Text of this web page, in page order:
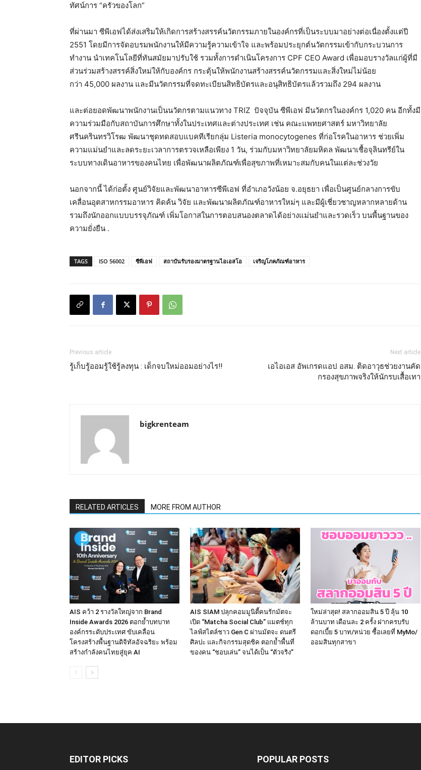
ทัศน์การ “ครัวของโลก”​
ที่ผ่านมา ซีพีเอฟได้ส่งเสริมให้เกิดการสร้างสรรค์นวัตกรรมภายในองค์กรที่เป็นระบบมาอย่างต่อเนื่องตั้งแต่ปี
2551 โดยมีการจัดอบรมพนักงานให้มีความรู้ความเข้าใจ และพร้อมประยุกต์นวัตกรรมเข้ากับกระบวนการ
ทำงาน นำเทคโนโลยีที่ทันสมัยมาปรับใช้ รวมทั้งการดำเนินโครงการ CPF CEO Award เพื่อมอบรางวัลแก่ผู้ที่มี
ส่วนร่วมสร้างสรรค์สิ่งใหม่ให้กับองค์กร กระตุ้นให้พนักงานสร้างสรรค์นวัตกรรมและสิ่งใหม่ไม่น้อย
กว่า 45,000 ผลงาน และมีนวัตกรรมที่จดทะเบียนสิทธิบัตรและอนุสิทธิบัตรแล้วรวมถึง 294 ผลงาน
และต่อยอดพัฒนาพนักงานเป็นนวัตกรตามแนวทาง TRIZ ปัจจุบัน ซีพีเอฟ มีนวัตกรในองค์กร 1,020 คน อีกทั้งมี
ความร่วมมือกับสถาบันการศึกษาทั้งในประเทศและต่างประเทศ เช่น คณะแพทยศาสตร์ มหาวิทยาลัย
ศรีนครินทรวิโรฒ พัฒนาชุดทดสอบแบคทีเรียกลุ่ม Listeria monocytogenes ที่ก่อโรคในอาหาร ช่วยเพิ่ม
ความแม่นยำและลดระยะเวลาการตรวจเหลือเพียง 1 วัน, ร่วมกับมหาวิทยาลัยมหิดล พัฒนาเชื้อจุลินทรีย์ใน
ระบบทางเดินอาหารของคนไทย เพื่อพัฒนาผลิตภัณฑ์เพื่อสุขภาพที่เหมาะสมกับคนในแต่ละช่วงวัย
นอกจากนี้ ได้ก่อตั้ง ศูนย์วิจัยและพัฒนาอาหารซีพีเอฟ ที่อำเภอวังน้อย จ.อยุธยา เพื่อเป็นศูนย์กลางการขับ
เคลื่อนอุตสาหกรรมอาหาร คิดค้น วิจัย และพัฒนาผลิตภัณฑ์อาหารใหม่ๆ และมีผู้เชี่ยวชาญหลากหลายด้าน
รวมถึงนักออกแบบบรรจุภัณฑ์ เพิ่มโอกาสในการตอบสนองตลาดได้อย่างแม่นยำและรวดเร็ว บนพื้นฐานของ
ความยั่งยืน .
TAGS ISO 56002 ซีพีเอฟ สถาบันรับรองมาตรฐานไอเอสโอ เจริญโภคภัณฑ์อาหาร
Previous article
รู้เก็บรู้ออมรู้ใช้รู้ลงทุน : เด็กจบใหม่ออมอย่างไร!!
Next article
เอไอเอส อัพเกรดแอป อสม. ติดอาวุธช่วยงานคัด
กรองสุขภาพจริงให้นักรบเสื้อเทา
bigkrenteam
RELATED ARTICLES MORE FROM AUTHOR
AIS คว้า 2 รางวัลใหญ่จาก Brand
Inside Awards 2026 ตอกย้ำบทบาท
องค์กรระดับประเทศ ขับเคลื่อน
โครงสร้างพื้นฐานดิจิทัลอัจฉริยะ พร้อม
สร้างกำลังคนไทยสู่ยุค AI
AIS SIAM ปลุกคอมมูนิตี้คนรักมัตจะ
เปิด “Matcha Social Club” แมตช์ทุก
ไลฟ์สไตล์ชาว Gen C ผ่านมัตจะ ดนตรี
ศิลปะ และกิจกรรมสุดชิค ตอกย้ำพื้นที่
ของคน “ชอบเล่น” จนได้เป็น “ตัวจริง”
ใหม่ล่าสุด! สลากออมสิน 5 ปี ลุ้น 10
ล้านบาท เดือนละ 2 ครั้ง ฝากครบรับ
ดอกเบี้ย 5 บาท/หน่วย ซื้อเลยที่ MyMo/
ออมสินทุกสาขา
EDITOR PICKS POPULAR POSTS